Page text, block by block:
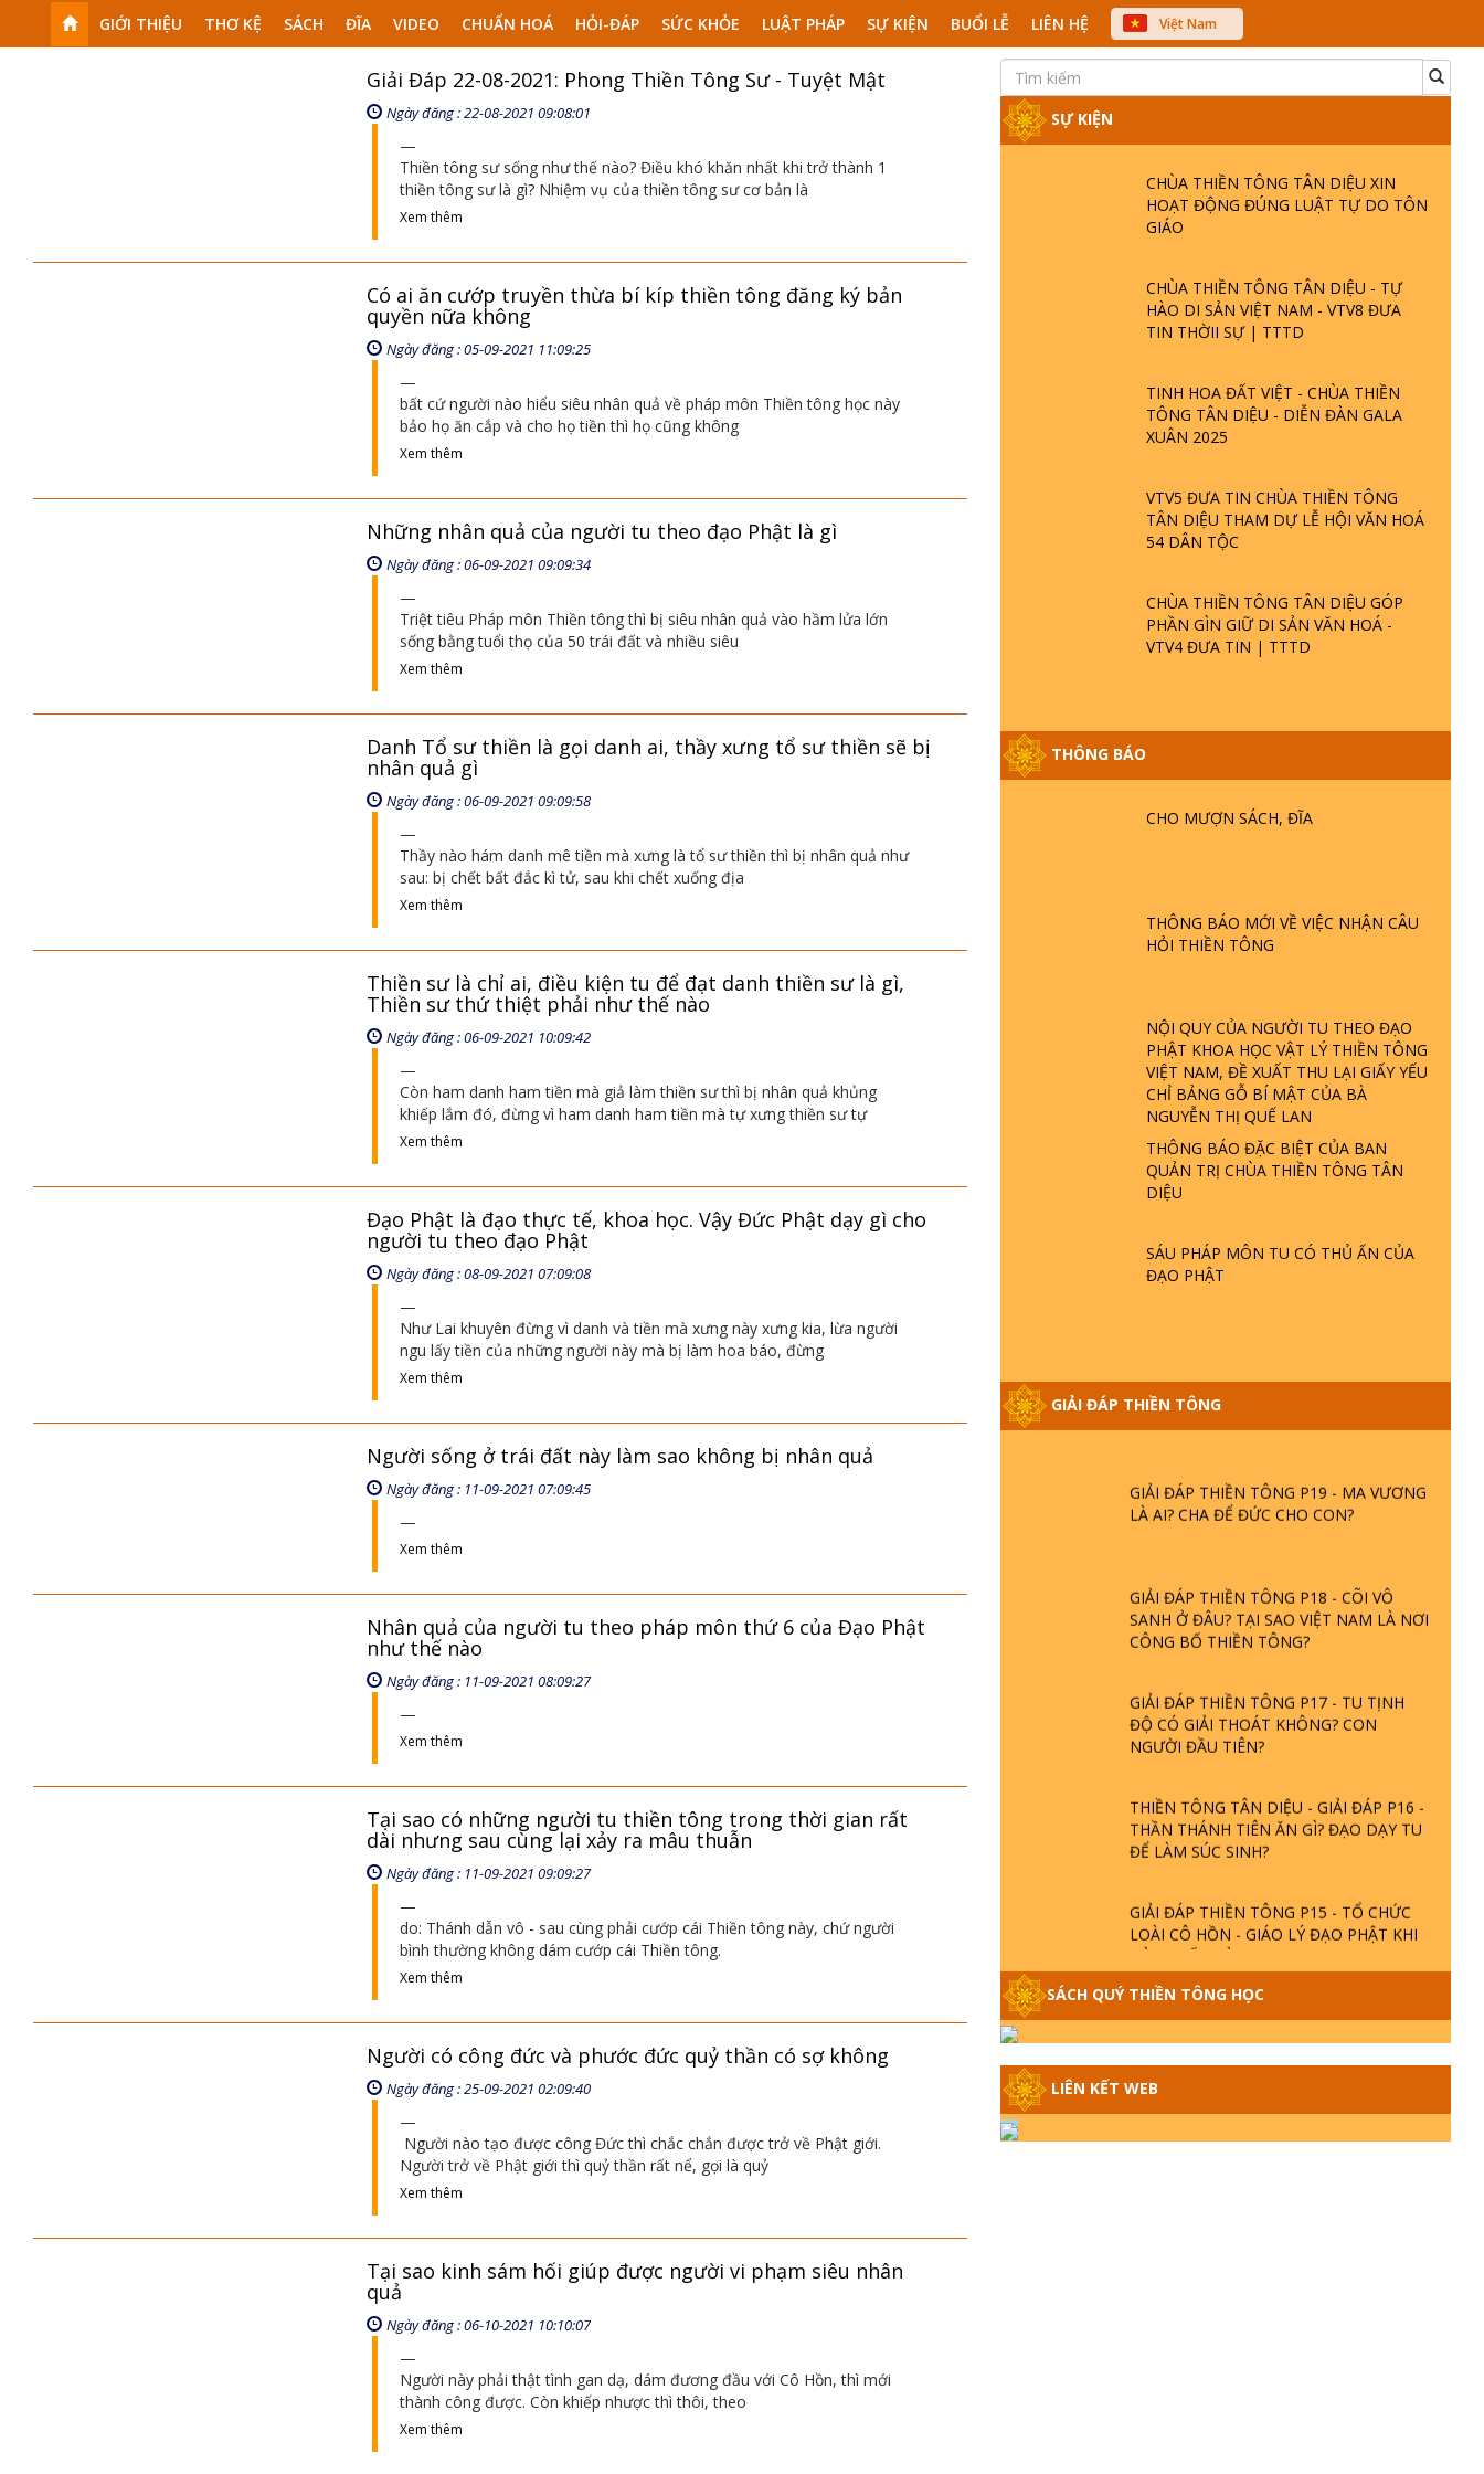
GIỚI THIỆU THƠ KỆ SÁCH ĐĨA VIDEO CHUẨN HOÁ HỎI-ĐÁP SỨC KHỎE LUẬT PHÁP SỰ KIỆN BUỔI LỄ LIÊN HỆ
Việt Nam
中文
Giải Đáp 22-08-2021: Phong Thiền Tông Sư - Tuyệt Mật
Ngày đăng : 22-08-2021 09:08:01
Thiền tông sư sống như thế nào? Điều khó khăn nhất khi trở thành 1
thiền tông sư là gì? Nhiệm vụ của thiền tông sư cơ bản là
Xem thêm
Có ai ăn cướp truyền thừa bí kíp thiền tông đăng ký bản
quyền nữa không
Ngày đăng : 05-09-2021 11:09:25
bất cứ người nào hiểu siêu nhân quả về pháp môn Thiền tông học này
bảo họ ăn cắp và cho họ tiền thì họ cũng không
Xem thêm
Những nhân quả của người tu theo đạo Phật là gì
Ngày đăng : 06-09-2021 09:09:34
Triệt tiêu Pháp môn Thiền tông thì bị siêu nhân quả vào hầm lửa lớn
sống bằng tuổi thọ của 50 trái đất và nhiều siêu
Xem thêm
Danh Tổ sư thiền là gọi danh ai, thầy xưng tổ sư thiền sẽ bị
nhân quả gì
Ngày đăng : 06-09-2021 09:09:58
Thầy nào hám danh mê tiền mà xưng là tổ sư thiền thì bị nhân quả như
sau: bị chết bất đắc kì tử, sau khi chết xuống địa
Xem thêm
Thiền sư là chỉ ai, điều kiện tu để đạt danh thiền sư là gì,
Thiền sư thứ thiệt phải như thế nào
Ngày đăng : 06-09-2021 10:09:42
Còn ham danh ham tiền mà giả làm thiền sư thì bị nhân quả khủng
khiếp lắm đó, đừng vì ham danh ham tiền mà tự xưng thiền sư tự
Xem thêm
Đạo Phật là đạo thực tế, khoa học. Vậy Đức Phật dạy gì cho
người tu theo đạo Phật
Ngày đăng : 08-09-2021 07:09:08
Như Lai khuyên đừng vì danh và tiền mà xưng này xưng kia, lừa người
ngu lấy tiền của những người này mà bị làm hoa báo, đừng
Xem thêm
Người sống ở trái đất này làm sao không bị nhân quả
Ngày đăng : 11-09-2021 07:09:45
Xem thêm
Nhân quả của người tu theo pháp môn thứ 6 của Đạo Phật
như thế nào
Ngày đăng : 11-09-2021 08:09:27
Xem thêm
Tại sao có những người tu thiền tông trong thời gian rất
dài nhưng sau cùng lại xảy ra mâu thuẫn
Ngày đăng : 11-09-2021 09:09:27
do: Thánh dẫn vô - sau cùng phải cướp cái Thiền tông này, chứ người
bình thường không dám cướp cái Thiền tông.
Xem thêm
Người có công đức và phước đức quỷ thần có sợ không
Ngày đăng : 25-09-2021 02:09:40
Người nào tạo được công Đức thì chắc chắn được trở về Phật giới.
Người trở về Phật giới thì quỷ thần rất nể, gọi là quỷ
Xem thêm
Tại sao kinh sám hối giúp được người vi phạm siêu nhân
quả
Ngày đăng : 06-10-2021 10:10:07
Người này phải thật tình gan dạ, dám đương đầu với Cô Hồn, thì mới
thành công được. Còn khiếp nhược thì thôi, theo
Xem thêm
SỰ KIỆN
CHÙA THIỀN TÔNG TÂN DIỆU XIN
HOẠT ĐỘNG ĐÚNG LUẬT TỰ DO TÔN
GIÁO
CHÙA THIỀN TÔNG TÂN DIỆU - TỰ
HÀO DI SẢN VIỆT NAM - VTV8 ĐƯA
TIN THỜII SỰ | TTTD
TINH HOA ĐẤT VIỆT - CHÙA THIỀN
TÔNG TÂN DIỆU - DIỄN ĐÀN GALA
XUÂN 2025
VTV5 ĐƯA TIN CHÙA THIỀN TÔNG
TÂN DIỆU THAM DỰ LỄ HỘI VĂN HOÁ
54 DÂN TỘC
CHÙA THIỀN TÔNG TÂN DIỆU GÓP
PHẦN GÌN GIỮ DI SẢN VĂN HOÁ -
VTV4 ĐƯA TIN | TTTD
THÔNG BÁO
CHO MƯỢN SÁCH, ĐĨA
THÔNG BÁO MỚI VỀ VIỆC NHẬN CÂU
HỎI THIỀN TÔNG
NỘI QUY CỦA NGƯỜI TU THEO ĐẠO
PHẬT KHOA HỌC VẬT LÝ THIỀN TÔNG
VIỆT NAM, ĐỀ XUẤT THU LẠI GIẤY YẾU
CHỈ BẢNG GỖ BÍ MẬT CỦA BÀ
NGUYỄN THỊ QUẾ LAN
THÔNG BÁO ĐẶC BIỆT CỦA BAN
QUẢN TRỊ CHÙA THIỀN TÔNG TÂN
DIỆU
SÁU PHÁP MÔN TU CÓ THỦ ẤN CỦA
ĐẠO PHẬT
GIẢI ĐÁP THIỀN TÔNG
GIẢI ĐÁP ĐẶC BIỆT P25 - SUỐT 49 NĂM
PHẬT KHÔNG NÓI? HỘI LONG HOA LÀ
HỘI GÌ? TỬ VÌ ĐẠO
TTTD
GIẢI ĐÁP ĐẶC BIỆT P23 - THIÊN ĐÀNG Ở
GIẢI ĐÁP THIỀN TÔNG ĐẶC BIỆT P22 -
TẠI SAO TRÁI ĐẤT NHIỀU THIÊN TAI - LŨ
LỤT - HỎA HOẠN | TTTD
GIẢI ĐÁP THIỀN TÔNG ĐẶC BIỆT P21 -
TẠI SAO ĐỨC PHẬT BƯỚC ĐI 7 BƯỚC
TRÊN HOA SEN ? | TTTD
GIẢI ĐÁP VỀ LỄ TIỄN THIỀN TÔNG SƯ
NGỌC LÂM VỀ PHẬT GIỚI
20 - BÁC NGUYỄN NHÂN LÀ AI? PHIỀN
NÃO DO ĐÂU MÀ CÓ?
LÀ AI? CHA ĐỂ ĐỨC CHO CON?
SANH Ở ĐÂU? TẠI SAO VIỆT NAM LÀ NƠI
CÔNG BỐ THIỀN TÔNG?
ĐỘ CÓ GIẢI THOÁT KHÔNG? CON
NGƯỜI ĐẦU TIÊN?
THẦN THÁNH TIÊN ĂN GÌ? ĐẠO DẠY TU
ĐỂ LÀM SÚC SINH?
LOÀI CÔ HỒN - GIÁO LÝ ĐẠO PHẬT KHI
NÀO XUẤT BẢN
GIẢI ĐÁP THIỀN TÔNG ĐẶC BIỆT - P14 -
NGUỒN GỐC ÂM LỊCH DƯƠNG LỊCH -
TẦNG BÌNH LƯU LỚN ĐẾN ĐÂU
KHÔNG? XÁ LỢI PHẬT THẬT - GIẢ |
SÁCH QUÝ THIỀN TÔNG HỌC
LIÊN KẾT WEB